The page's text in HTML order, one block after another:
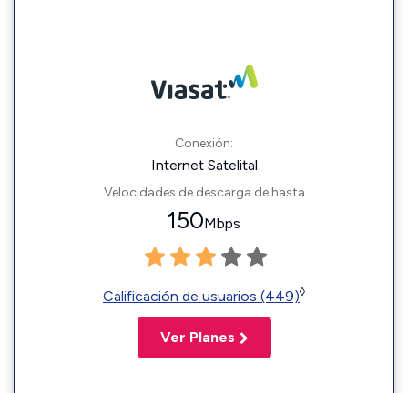
Conexión:
Internet Satelital
Velocidades de descarga de hasta
150Mbps
Calificación de usuarios (449)◊
Ver Planes